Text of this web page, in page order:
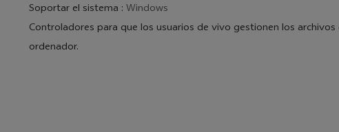
Soportar el sistema : Windows
Controladores para que los usuarios de vivo gestionen los
ordenador.